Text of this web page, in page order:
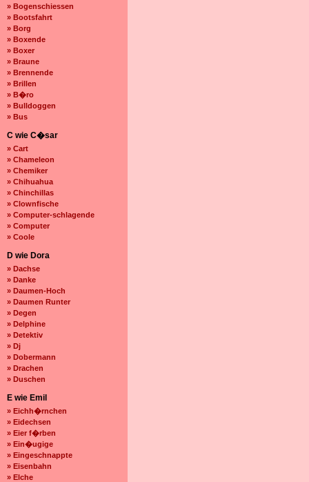
» Bogenschiessen
» Bootsfahrt
» Borg
» Boxende
» Boxer
» Braune
» Brennende
» Brillen
» B�ro
» Bulldoggen
» Bus
C wie C�sar
» Cart
» Chameleon
» Chemiker
» Chihuahua
» Chinchillas
» Clownfische
» Computer-schlagende
» Computer
» Coole
D wie Dora
» Dachse
» Danke
» Daumen-Hoch
» Daumen Runter
» Degen
» Delphine
» Detektiv
» Dj
» Dobermann
» Drachen
» Duschen
E wie Emil
» Eichh�rnchen
» Eidechsen
» Eier f�rben
» Ein�ugige
» Eingeschnappte
» Eisenbahn
» Elche